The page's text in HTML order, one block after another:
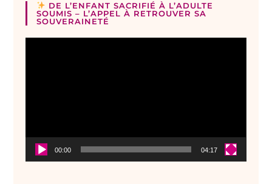
DE L’ENFANT SACRIFIÉ À L’ADULTE
SOUMIS – L’APPEL À RETROUVER SA
SOUVERAINETÉ
00:00 04:17